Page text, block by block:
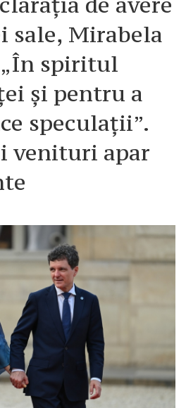
sale, Mirabela
spiritul
și pentru a
speculații”.
venituri apar